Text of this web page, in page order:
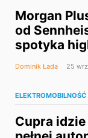
Morgan
od
spotyka
Dominik Łada 25
ELEKTROMOBILNOŚĆ
Cupra